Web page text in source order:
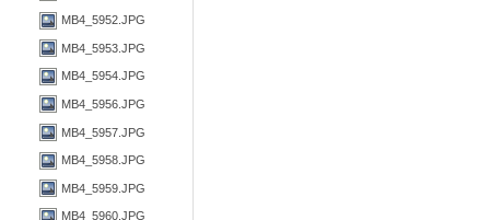
MB4_5952.JPG
MB4_5953.JPG
MB4_5954.JPG
MB4_5956.JPG
MB4_5957.JPG
MB4_5958.JPG
MB4_5959.JPG
MB4_5960.JPG